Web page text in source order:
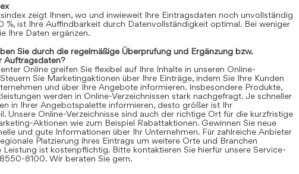
zeigt Ihnen, wo und inwieweit Ihre Eintragsdaten noch unvollständig
%, ist Ihre Auffindbarkeit durch Datenvollständigkeit optimal. Bei weniger
Ihre Daten ergänzen.
Sie durch die regelmäßige Überprüfung und Ergänzung bzw.
Auftragsdaten?
Online greifen Sie flexibel auf Ihre Inhalte in unseren Online-
Sie Marketingaktionen über Ihre Einträge, indem Sie Ihre Kunden
und über Ihre Angebote informieren. Insbesondere Produkte,
werden in Online-Verzeichnissen stark nachgefragt. Je schneller
in Ihrer Angebotspalette informieren, desto größer ist Ihr
Unsere Online-Verzeichnisse sind auch der richtige Ort für die kurzfristige
Aktionen wie zum Beispiel Rabattaktionen. Gewinnen Sie neue
und gute Informationen über Ihr Unternehmen. Für zahlreiche Anbieter
Platzierung ihres Eintrags um weitere Orte und Branchen
Leistung ist kostenpflichtig. Bitte kontaktieren Sie hierfür unsere Service-
8100. Wir beraten Sie gern.